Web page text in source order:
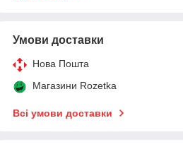
Умови доставки
Нова Пошта
Магазини Rozetka
Всі умови доставки